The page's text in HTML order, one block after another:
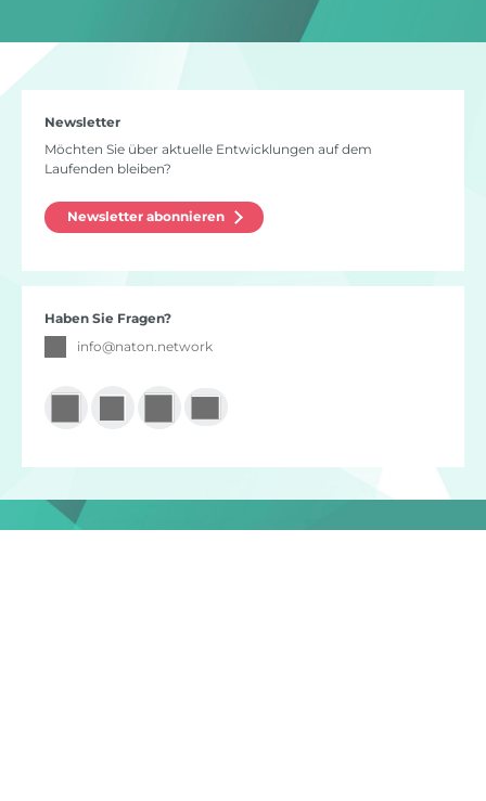
Newsletter
Möchten Sie über aktuelle Entwicklungen auf dem
Laufenden bleiben?
Newsletter abonnieren
Haben Sie Fragen?
info@naton.network